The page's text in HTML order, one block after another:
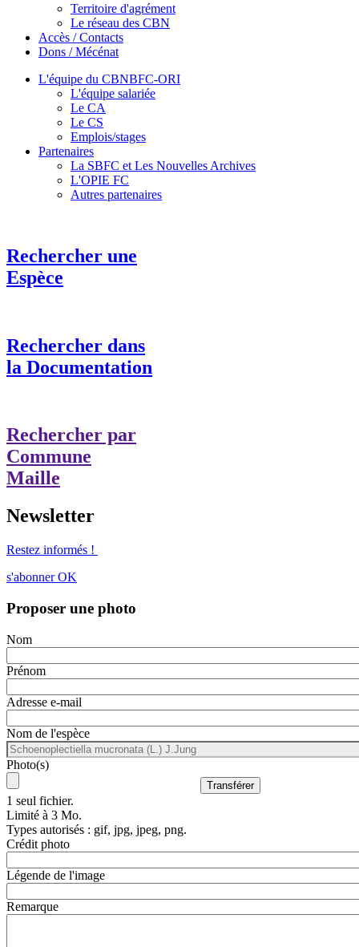
Territoire d'agrément
Le réseau des CBN
Accès / Contacts
Dons / Mécénat
L'équipe du CBNBFC-ORI
L'équipe salariée
Le CA
Le CS
Emplois/stages
Partenaires
La SBFC et Les Nouvelles Archives
L'OPIE FC
Autres partenaires
Rechercher une
Espèce
Rechercher dans
la Documentation
Rechercher par
Commune
Maille
Newsletter
Restez informés !
s'abonner OK
Proposer une photo
Nom
Prénom
Adresse e-mail
Nom de l'espèce
Photo(s)
1 seul fichier.
Limité à 3 Mo.
Types autorisés : gif, jpg, jpeg, png.
Crédit photo
Légende de l'image
Remarque